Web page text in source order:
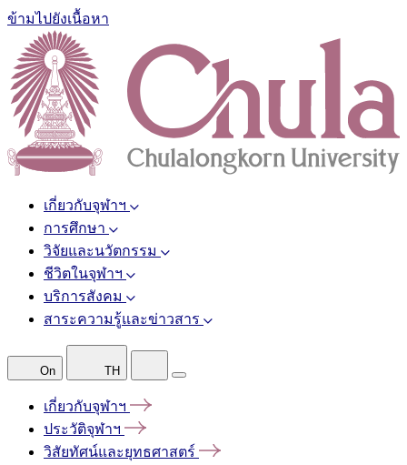
ข้ามไปยังเนื้อหา
เกี่ยวกับจุฬาฯ
การศึกษา
วิจัยและนวัตกรรม
ชีวิตในจุฬาฯ
บริการสังคม
สาระความรู้และข่าวสาร
On TH
เกี่ยวกับจุฬาฯ
ประวัติจุฬาฯ
วิสัยทัศน์และยุทธศาสตร์